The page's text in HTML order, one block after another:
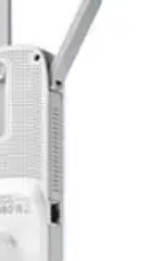
Sécurité des objets